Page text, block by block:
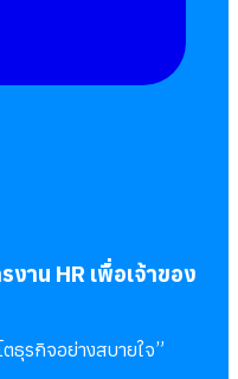
งาน HR เพื่อเจ้าของ
ธุรกิจอย่างสบายใจ”